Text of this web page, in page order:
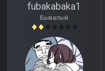
fubakabaka1
Бывалый